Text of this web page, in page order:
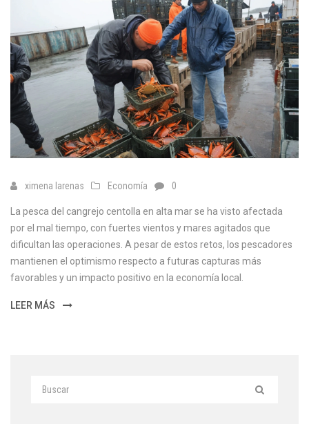
ximena larenas Economía 0
La pesca del cangrejo centolla en alta mar se ha visto afectada
por el mal tiempo, con fuertes vientos y mares agitados que
dificultan las operaciones. A pesar de estos retos, los pescadores
mantienen el optimismo respecto a futuras capturas más
favorables y un impacto positivo en la economía local.
LEER MÁS